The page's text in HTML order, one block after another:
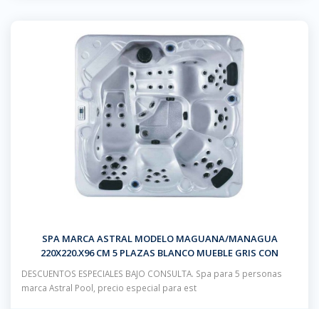
SPA MARCA ASTRAL MODELO MAGUANA/MANAGUA
220X220.X96 CM 5 PLAZAS BLANCO MUEBLE GRIS CON
DESCUENTOS ESPECIALES BAJO CONSULTA. Spa para 5 personas
marca Astral Pool, precio especial para est